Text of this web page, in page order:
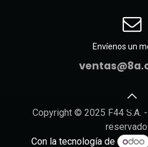
Envíenos un
Copyright © 2025 F44 S.A.
Con la tecnología de